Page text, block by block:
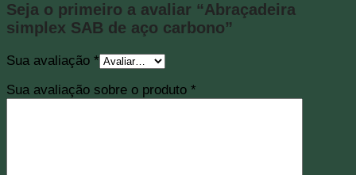
Seja o primeiro a avaliar “Abraçadeira
simplex SAB de aço carbono”
Sua avaliação *
Sua avaliação sobre o produto *